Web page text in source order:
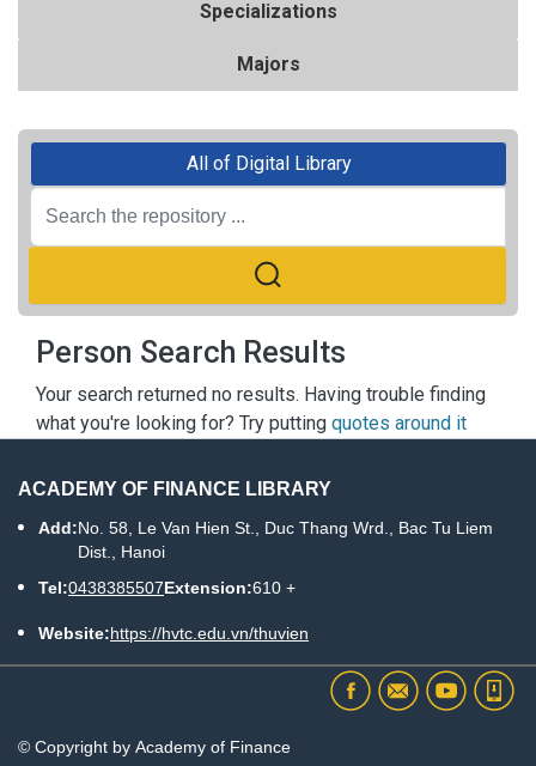
Specializations
Majors
All of Digital Library
Person Search Results
Your search returned no results. Having trouble finding
what you're looking for? Try putting quotes around it
ACADEMY OF FINANCE LIBRARY
Add:No. 58, Le Van Hien St., Duc Thang Wrd., Bac Tu Liem
Dist., Hanoi
Tel:0438385507Extension:610 +
Website:https://hvtc.edu.vn/thuvien
© Copyright by Academy of Finance